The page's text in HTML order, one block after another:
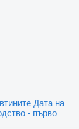
Дата на
- първо